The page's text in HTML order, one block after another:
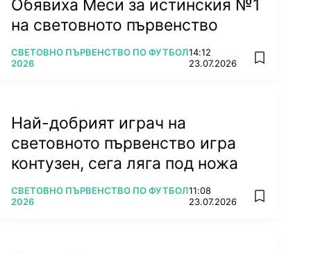
Обявиха Меси за истинския №1
на световното първенство
ПОВЕЧЕ ОТ
СВЕТОВНО ПЪРВЕНСТВО ПО ФУТБОЛ
2026
14:12
23.07.2026
add
Най-добрият играч на
световното първенство игра
контузен, сега ляга под ножа
ПОВЕЧЕ ОТ
СВЕТОВНО ПЪРВЕНСТВО ПО ФУТБОЛ
2026
11:08
23.07.2026
add